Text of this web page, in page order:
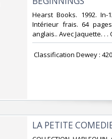
‎Hearst Books. 1992. In-
Intérieur frais. 64
anglais.. Avec Jaquette. .
Classification Dewey :
‎LA PETITE